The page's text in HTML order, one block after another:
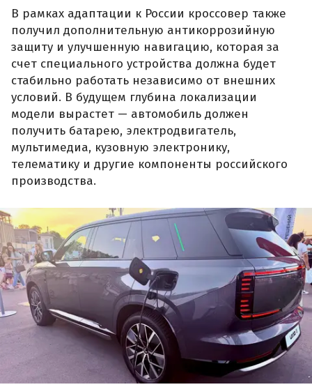
В рамках адаптации к России кроссовер также
получил дополнительную антикоррозийную
защиту и улучшенную навигацию, которая за
счет специального устройства должна будет
стабильно работать независимо от внешних
условий. В будущем глубина локализации
модели вырастет — автомобиль должен
получить батарею, электродвигатель,
мультимедиа, кузовную электронику,
телематику и другие компоненты российского
производства.